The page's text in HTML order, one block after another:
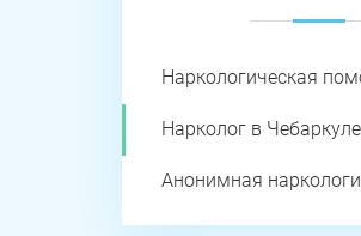
Наркологическая
Нарколог в Чебаркуле
Анонимная